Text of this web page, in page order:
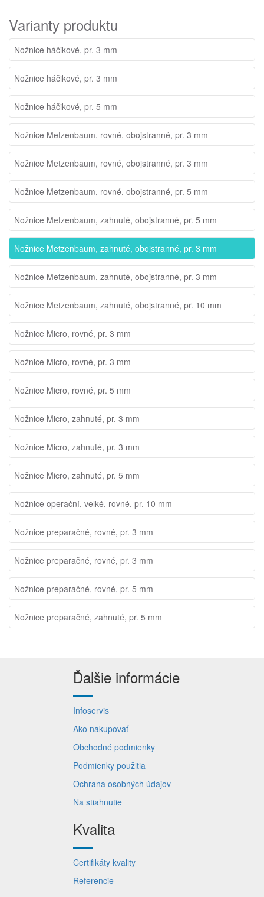
Varianty produktu
Nožnice háčikové, pr. 3 mm
Nožnice háčikové, pr. 3 mm
Nožnice háčikové, pr. 5 mm
Nožnice Metzenbaum, rovné, obojstranné, pr. 3 mm
Nožnice Metzenbaum, rovné, obojstranné, pr. 3 mm
Nožnice Metzenbaum, rovné, obojstranné, pr. 5 mm
Nožnice Metzenbaum, zahnuté, obojstranné, pr. 5 mm
Nožnice Metzenbaum, zahnuté, obojstranné, pr. 3 mm
Nožnice Metzenbaum, zahnuté, obojstranné, pr. 3 mm
Nožnice Metzenbaum, zahnuté, obojstranné, pr. 10 mm
Nožnice Micro, rovné, pr. 3 mm
Nožnice Micro, rovné, pr. 3 mm
Nožnice Micro, rovné, pr. 5 mm
Nožnice Micro, zahnuté, pr. 3 mm
Nožnice Micro, zahnuté, pr. 3 mm
Nožnice Micro, zahnuté, pr. 5 mm
Nožnice operační, veľké, rovné, pr. 10 mm
Nožnice preparačné, rovné, pr. 3 mm
Nožnice preparačné, rovné, pr. 3 mm
Nožnice preparačné, rovné, pr. 5 mm
Nožnice preparačné, zahnuté, pr. 5 mm
Ďalšie informácie
Infoservis
Ako nakupovať
Obchodné podmienky
Podmienky použitia
Ochrana osobných údajov
Na stiahnutie
Kvalita
Certifikáty kvality
Referencie